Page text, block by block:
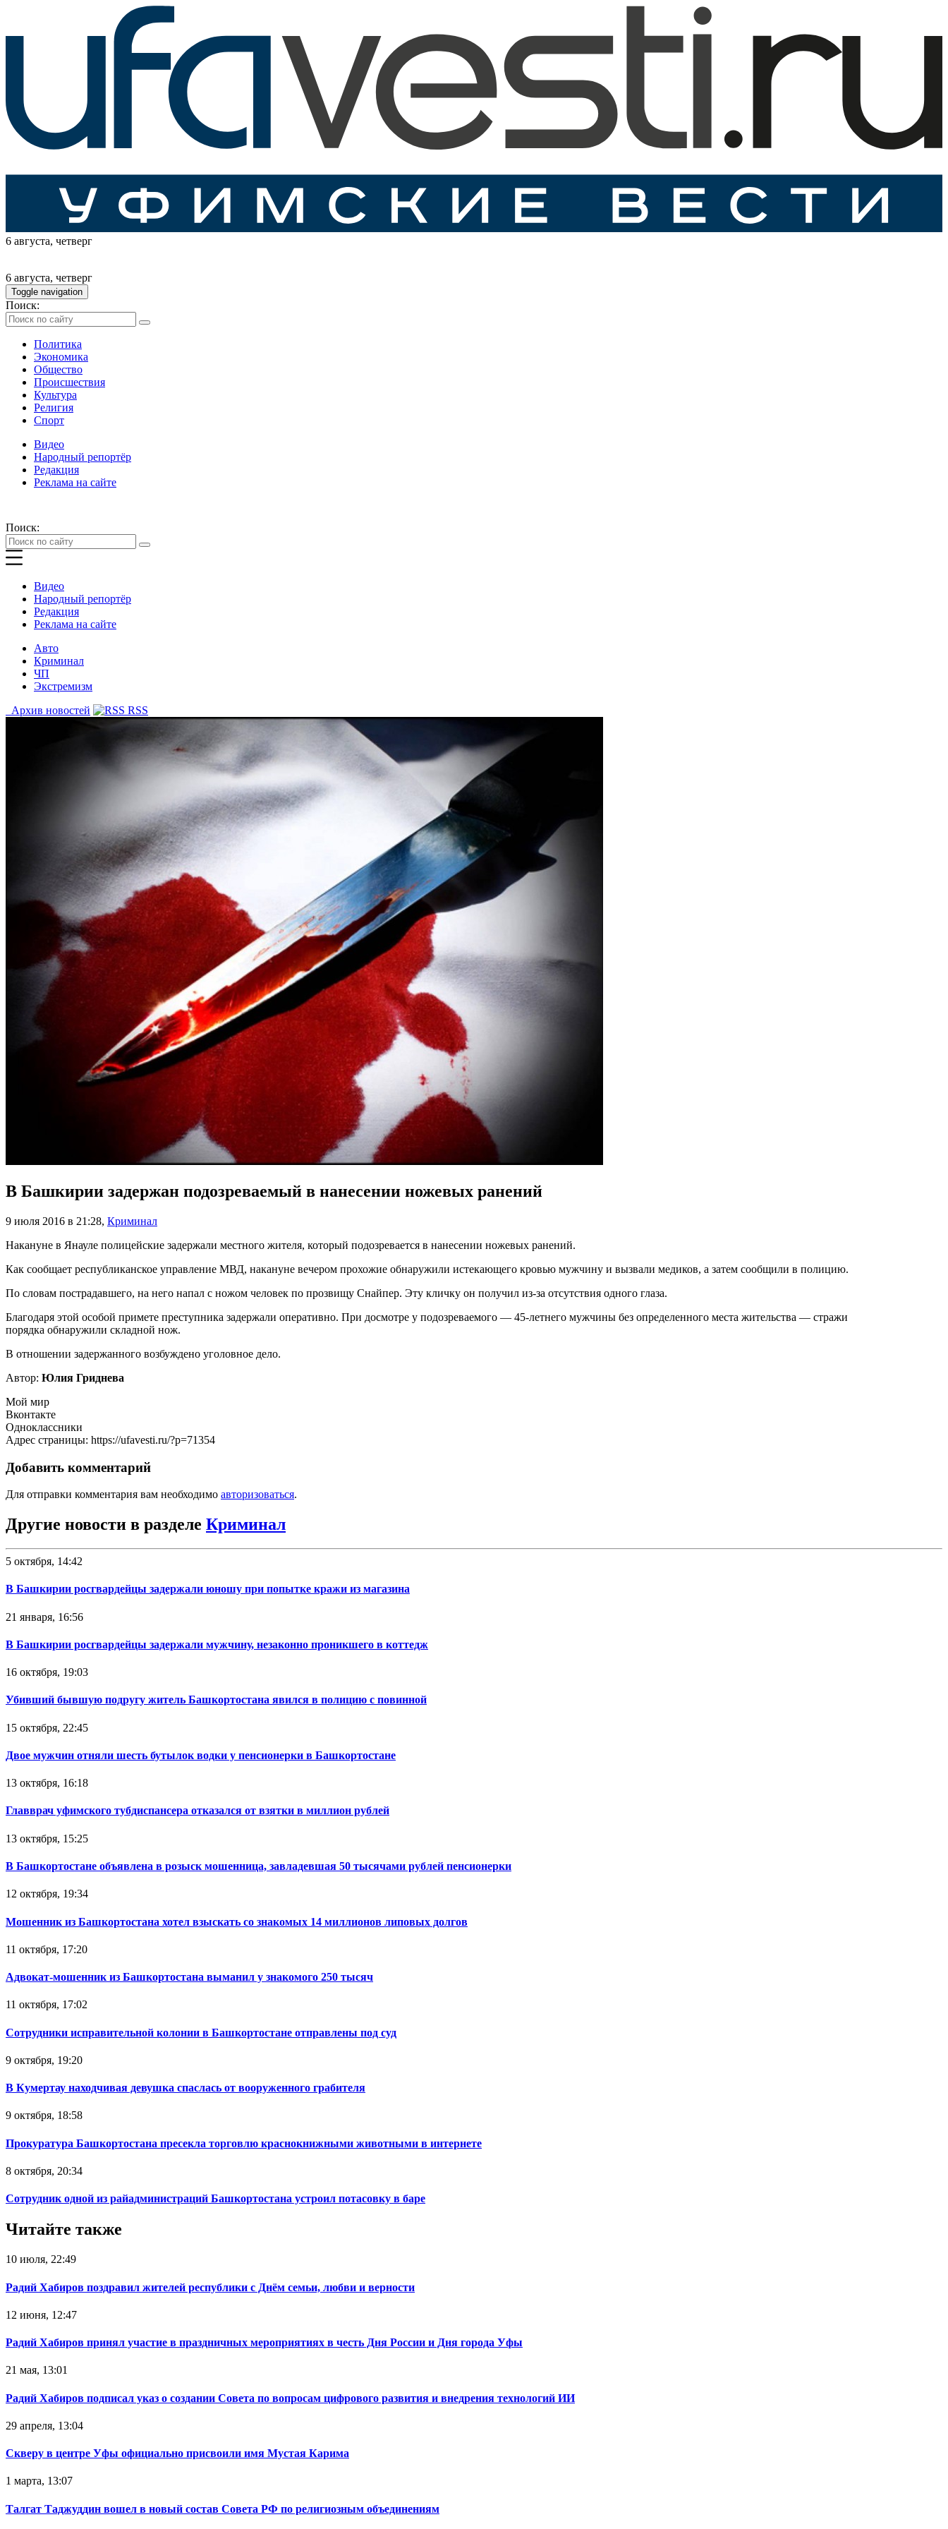
6 августа, четверг
6 августа, четверг
Toggle navigation
Поиск:
Политика
Экономика
Общество
Происшествия
Культура
Религия
Спорт
Видео
Народный репортёр
Редакция
Реклама на сайте
Поиск:
Видео
Народный репортёр
Редакция
Реклама на сайте
Авто
Криминал
ЧП
Экстремизм
Архив новостей
RSS
В Башкирии задержан подозреваемый в нанесении ножевых ранений
9 июля 2016 в 21:28, Криминал
Накануне в Янауле полицейские задержали местного жителя, который подозревается в нанесении ножевых ранений.
Как сообщает республиканское управление МВД, накануне вечером прохожие обнаружили истекающего кровью мужчину и вызвали медиков, а затем сообщили в полицию.
По словам пострадавшего, на него напал с ножом человек по прозвищу Снайпер. Эту кличку он получил из-за отсутствия одного глаза.
Благодаря этой особой примете преступника задержали оперативно. При досмотре у подозреваемого — 45-летнего мужчины без определенного места жительства — стражи
порядка обнаружили складной нож.
В отношении задержанного возбуждено уголовное дело.
Автор: Юлия Гриднева
Мой мир
Вконтакте
Одноклассники
Адрес страницы: https://ufavesti.ru/?p=71354
Добавить комментарий
Для отправки комментария вам необходимо авторизоваться.
Другие новости в разделе Криминал
5 октября, 14:42
В Башкирии росгвардейцы задержали юношу при попытке кражи из магазина
21 января, 16:56
В Башкирии росгвардейцы задержали мужчину, незаконно проникшего в коттедж
16 октября, 19:03
Убивший бывшую подругу житель Башкортостана явился в полицию с повинной
15 октября, 22:45
Двое мужчин отняли шесть бутылок водки у пенсионерки в Башкортостане
13 октября, 16:18
Главврач уфимского тубдиспансера отказался от взятки в миллион рублей
13 октября, 15:25
В Башкортостане объявлена в розыск мошенница, завладевшая 50 тысячами рублей пенсионерки
12 октября, 19:34
Мошенник из Башкортостана хотел взыскать со знакомых 14 миллионов липовых долгов
11 октября, 17:20
Адвокат-мошенник из Башкортостана выманил у знакомого 250 тысяч
11 октября, 17:02
Сотрудники исправительной колонии в Башкортостане отправлены под суд
9 октября, 19:20
В Кумертау находчивая девушка спаслась от вооруженного грабителя
9 октября, 18:58
Прокуратура Башкортостана пресекла торговлю краснокнижными животными в интернете
8 октября, 20:34
Сотрудник одной из райадминистраций Башкортостана устроил потасовку в баре
Читайте также
10 июля, 22:49
Радий Хабиров поздравил жителей республики с Днём семьи, любви и верности
12 июня, 12:47
Радий Хабиров принял участие в праздничных мероприятиях в честь Дня России и Дня города Уфы
21 мая, 13:01
Радий Хабиров подписал указ о создании Совета по вопросам цифрового развития и внедрения технологий ИИ
29 апреля, 13:04
Скверу в центре Уфы официально присвоили имя Мустая Карима
1 марта, 13:07
Талгат Таджуддин вошел в новый состав Совета РФ по религиозным объединениям